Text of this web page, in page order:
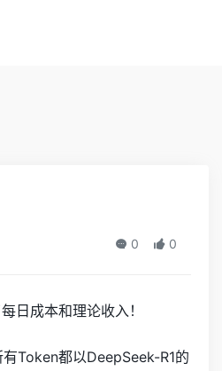
0 0
日成本和理论收入！
Token都以DeepSeek-R1的